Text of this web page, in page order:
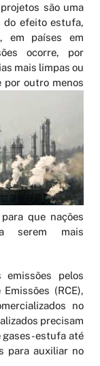
são uma
do efeito estufa,
em países em
ocorre, por
mais limpas ou
outro menos
que nações
serem mais
pelos
(RCE),
no
precisam
gases-estufa até
para auxiliar no